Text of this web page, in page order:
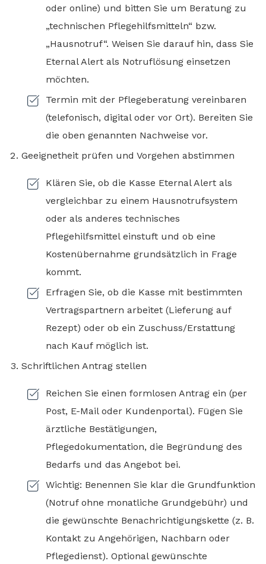
oder online) und bitten Sie um Beratung zu
„technischen Pflegehilfsmitteln“ bzw.
„Hausnotruf“. Weisen Sie darauf hin, dass Sie
Eternal Alert als Notruflösung einsetzen
möchten.
Termin mit der Pflegeberatung vereinbaren
(telefonisch, digital oder vor Ort). Bereiten Sie
die oben genannten Nachweise vor.
Geeignetheit prüfen und Vorgehen abstimmen
Klären Sie, ob die Kasse Eternal Alert als
vergleichbar zu einem Hausnotrufsystem
oder als anderes technisches
Pflegehilfsmittel einstuft und ob eine
Kostenübernahme grundsätzlich in Frage
kommt.
Erfragen Sie, ob die Kasse mit bestimmten
Vertragspartnern arbeitet (Lieferung auf
Rezept) oder ob ein Zuschuss/Erstattung
nach Kauf möglich ist.
Schriftlichen Antrag stellen
Reichen Sie einen formlosen Antrag ein (per
Post, E-Mail oder Kundenportal). Fügen Sie
ärztliche Bestätigungen,
Pflegedokumentation, die Begründung des
Bedarfs und das Angebot bei.
Wichtig: Benennen Sie klar die Grundfunktion
(Notruf ohne monatliche Grundgebühr) und
die gewünschte Benachrichtigungskette (z. B.
Kontakt zu Angehörigen, Nachbarn oder
Pflegedienst). Optional gewünschte